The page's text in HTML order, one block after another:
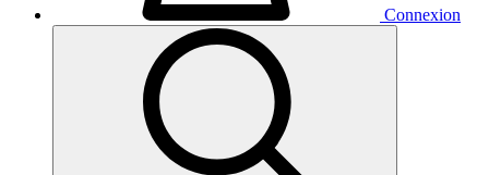
Connexion